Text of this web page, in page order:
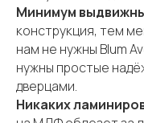
Минимум
конструкция, тем
нам не нужны Blum
нужны простые
дверцами.
Никаких